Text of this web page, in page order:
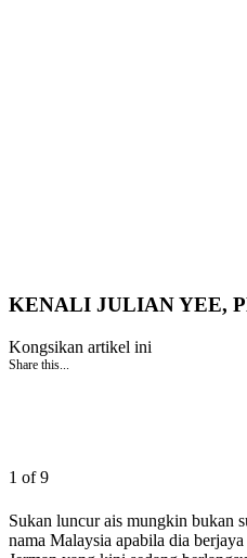
KENALI JULIAN YEE,
Kongsikan artikel ini
Share this...
1 of 9
Sukan luncur ais mungkin bukan
nama Malaysia apabila dia